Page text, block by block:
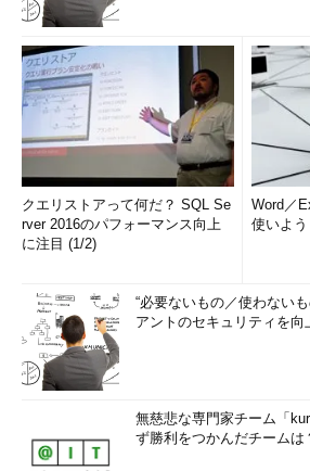
クエリストアって何だ？ SQL Se
rver 2016のパフォーマンス向上
に注目 (1/2)
Word／
使いよう
“必要ないもの／使わない
アントのセキュリティを向
無慈悲な専門家チーム「
ず勝利をつかんだチームは